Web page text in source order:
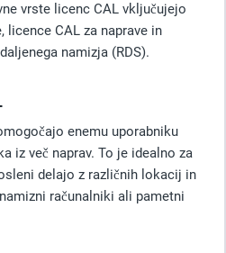
vrste licenc CAL vključujejo
licence CAL za naprave in
namizja (RDS).
enemu uporabniku
iz več naprav. To je idealno za
delajo z različnih lokacij in
računalniki ali pametni